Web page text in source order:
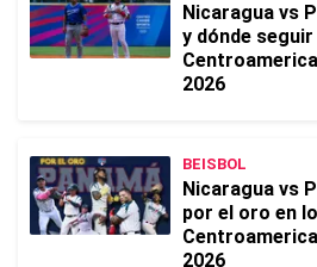
Nicaragua vs
y dónde
2026
BEISBOL
Nicaragua vs
por el oro en
2026